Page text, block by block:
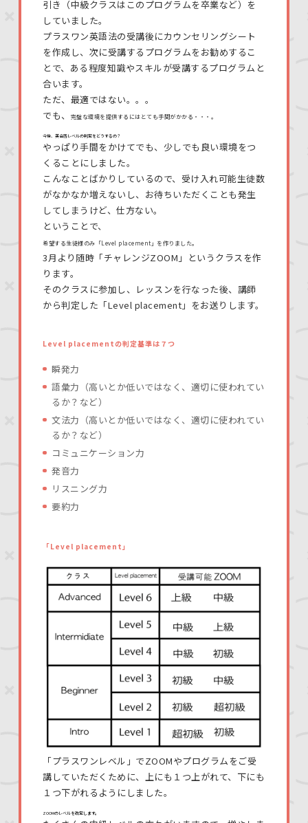
引き（中級クラスはこのプログラムを卒業など）を
していました。
プラスワン英語法の受講後にカウンセリングシート
を作成し、次に受講するプログラムをお勧めするこ
とで、ある程度知識やスキルが受講するプログラムと
合います。
ただ、最適ではない。。。
でも、
完璧な環境を提供するにはとても手間がかかる・・・。
今後、英会話レベルの判定をどうするの？
やっぱり手間をかけてでも、少しでも良い環境をつ
くることにしました。
こんなことばかりしているので、受け入れ可能生徒数
がなかなか増えないし、お待ちいただくことも発生
してしまうけど、仕方ない。
ということで、
希望する生徒様のみ「Level placement」を作りました。
3月より随時「チャレンジZOOM」というクラスを作
ります。
そのクラスに参加し、レッスンを行なった後、講師
から判定した「Level placement」をお送りします。
Level placementの判定基準は７つ
瞬発力
語彙力（高いとか低いではなく、適切に使われてい
るか？など）
文法力（高いとか低いではなく、適切に使われてい
るか？など）
コミュニケーション力
発音力
リスニング力
要約力
「Level placement」
「プラスワンレベル」でZOOMやプログラムをご受
講していただくために、上にも１つ上がれて、下にも
１つ下がれるようにしました。
ZOOMのレベルを改定します。